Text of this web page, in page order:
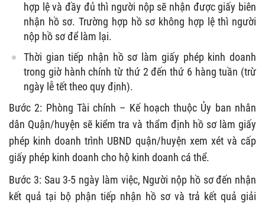
hợp lệ và đầy đủ thì người nộp sẽ nhận được giấy biên
nhận hồ sơ. Trường hợp hồ sơ không hợp lệ thì người
nộp hồ sơ để làm lại.
Thời gian tiếp nhận hồ sơ làm giấy phép kinh doanh
trong giờ hành chính từ thứ 2 đến thứ 6 hàng tuần (trừ
ngày lễ tết theo quy định).
Bước 2: Phòng Tài chính – Kế hoạch thuộc Ủy ban nhân
dân Quận/huyện sẽ kiểm tra và thẩm định hồ sơ làm giấy
phép kinh doanh trình UBND quận/huyện xem xét và cấp
giấy phép kinh doanh cho hộ kinh doanh cá thể.
Bước 3: Sau 3-5 ngày làm việc, Người nộp hồ sơ đến nhận
kết quả tại bộ phận tiếp nhận hồ sơ và trả kết quả giải